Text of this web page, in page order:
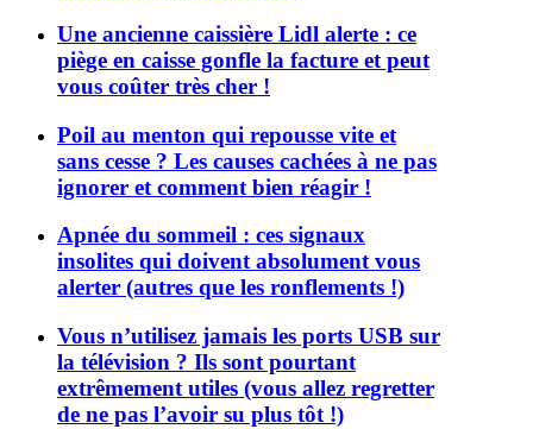
Une ancienne caissière Lidl alerte : ce
piège en caisse gonfle la facture et peut
vous coûter très cher !
Poil au menton qui repousse vite et
sans cesse ? Les causes cachées à ne pas
ignorer et comment bien réagir !
Apnée du sommeil : ces signaux
insolites qui doivent absolument vous
alerter (autres que les ronflements !)
Vous n’utilisez jamais les ports USB sur
la télévision ? Ils sont pourtant
extrêmement utiles (vous allez regretter
de ne pas l’avoir su plus tôt !)